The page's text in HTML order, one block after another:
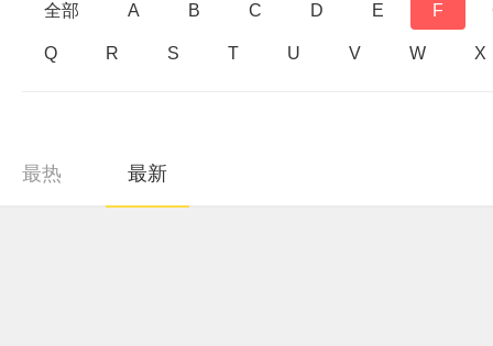
全部 A B C D E F
Q R S T U V W X
最热 最新